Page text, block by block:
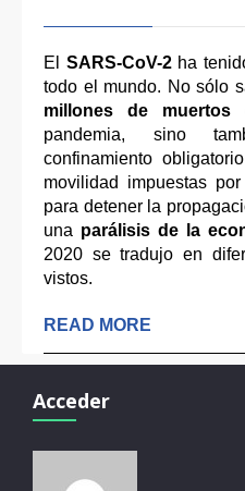
El SARS-CoV-2ha
todo el mundo. No sólo
millones de muertos
pandemia, sino
confinamiento
movilidad impuestas
para detener la
una parálisis de la
2020 se tradujo en
vistos.
READ MORE
Acceder